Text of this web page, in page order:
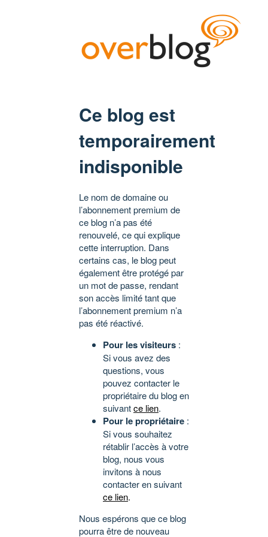
Ce blog est
temporairement
indisponible
Le nom de domaine ou
l’abonnement premium de
ce blog n’a pas été
renouvelé, ce qui explique
cette interruption. Dans
certains cas, le blog peut
également être protégé par
un mot de passe, rendant
son accès limité tant que
l’abonnement premium n’a
pas été réactivé.
Pour les visiteurs :
Si vous avez des
questions, vous
pouvez contacter le
propriétaire du blog en
suivantce lien.
Pour le propriétaire :
Si vous souhaitez
rétablir l’accès à votre
blog, nous vous
invitons à nous
contacter en suivant
ce lien.
Nous espérons que ce blog
pourra être de nouveau